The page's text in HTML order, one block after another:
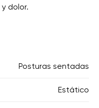
dolor.
Posturas sentadas
Estático